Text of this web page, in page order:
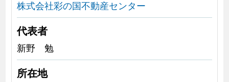
株式会社彩の国不動産センター
代表者
新野 勉
所在地